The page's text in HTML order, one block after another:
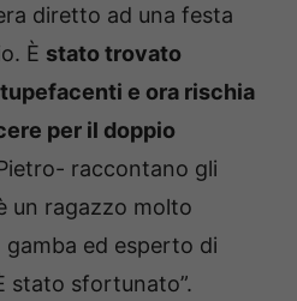
diretto ad una festa
È stato trovato
e ora rischia
per il doppio
raccontano gli
un ragazzo molto
ed esperto di
stato sfortunato”.